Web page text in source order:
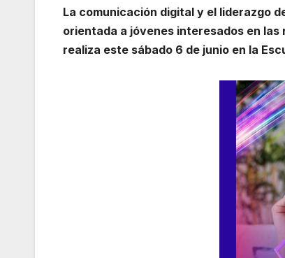
La comunicación digital y el liderazgo
orientada a jóvenes interesados en
realiza este sábado 6 de junio en la